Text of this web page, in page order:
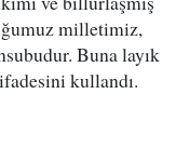
milletimiz,
Buna layık
kullandı.